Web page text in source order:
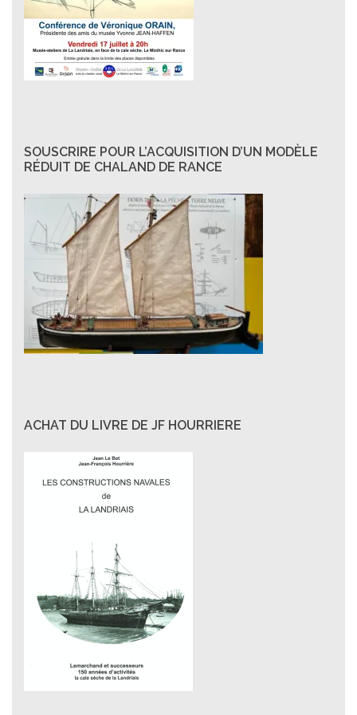
SOUSCRIRE POUR L’ACQUISITION D’UN MODÈLE
RÉDUIT DE CHALAND DE RANCE
ACHAT DU LIVRE DE JF HOURRIERE